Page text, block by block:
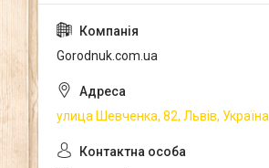
Gorodnuk.com.ua
улица Шевченка, 82, Львів, Україна